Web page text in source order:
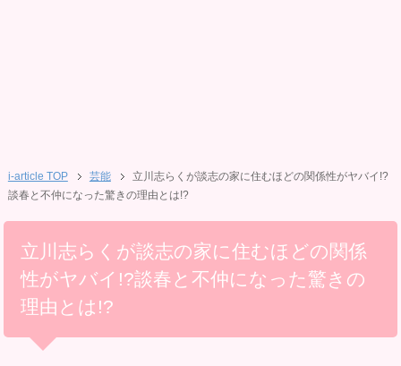
i-article TOP 芸能
立川志らくが談志の家に住むほどの関係性がヤバイ!?
談春と不仲になった驚きの理由とは!?
立川志らくが談志の家に住むほどの関係
性がヤバイ!?談春と不仲になった驚きの
理由とは!?